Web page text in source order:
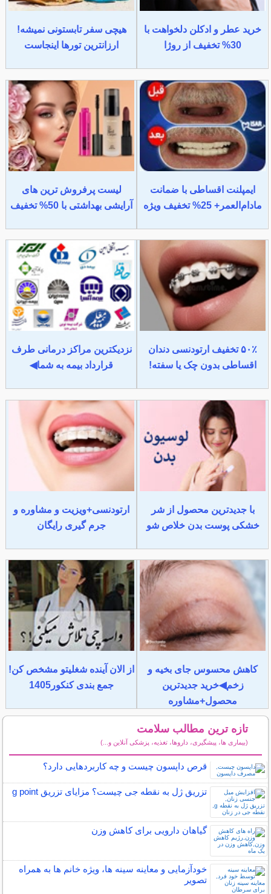
خرید عطر و ادکلن دلخواهت با
30% تخفیف از روژا
هیچی سفر تابستونی نمیشه!
ارزانترین تورها اینجاست
ایمپلنت اقساطی با ضمانت
مادام‌العمر+ 25% تخفیف ویژه
لیست پرفروش ترین های
آرایشی بهداشتی با 50% تخفیف
۵۰٪ تخفیف ارتودنسی دندان
اقساطی بدون چک یا سفته!
نزدیکترین مراکز درمانی طرف
قرارداد بیمه به شما◀
با جدیدترین محصول از شر
خشکی پوست بدن خلاص شو
ارتودنسی+ویزیت و مشاوره و
جرم گیری رایگان
کاهش محسوس جای بخیه و
زخم◀خرید جدیدترین
محصول+مشاوره
از الان آینده شغلیتو مشخص کن!
جمع بندی کنکور1405
تازه ترین مطالب سلامت
(بیماری ها، پیشگیری، داروها، تغذیه، پزشکی آنلاین و...)
قرص داپسون چیست و چه کاربردهایی دارد؟
تزریق ژل به نقطه جی چیست؟ مزایای تزریق g point
گیاهان دارویی برای کاهش وزن
خودآزمایی و معاینه سینه ها، ویژه خانم ها به همراه
تصویر